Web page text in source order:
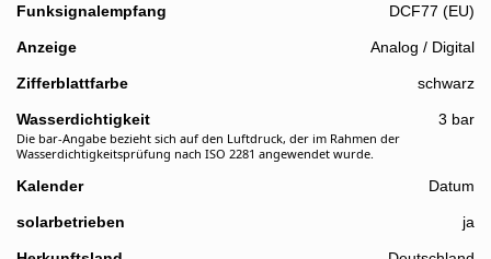
Funksignalempfang DCF77 (EU)
Anzeige Analog / Digital
Zifferblattfarbe schwarz
Wasserdichtigkeit 3 bar
Die bar-Angabe bezieht sich auf den Luftdruck, der im Rahmen der
Wasserdichtigkeitsprüfung nach ISO 2281 angewendet wurde.
Kalender Datum
solarbetrieben ja